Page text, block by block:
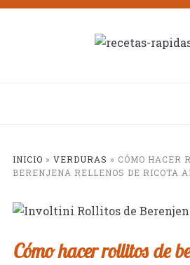
INICIO » VERDURAS » CÓMO HACER
BERENJENA RELLENOS DE RICOTA
Cómo hacer rollitos de